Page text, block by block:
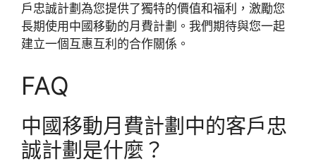
戶忠誠計劃為您提供了獨特的價值和福利，激勵您
長期使用中國移動的月費計劃。我們期待與您一起
建立一個互惠互利的合作關係。
FAQ
中國移動月費計劃中的客戶忠
誠計劃是什麼？